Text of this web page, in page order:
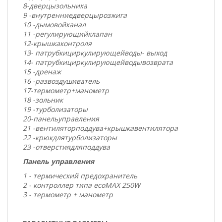
8-дверцызольника
9 -внутренниедверцырозжига
10 -дымовойканал
11 -регулирующийклапан
12-крышкаконтроля
13- патрубкициркулирующейводы- выход
14- патрубкициркулирующейводывозврата
15 -дренаж
16 -развоздушиватель
17-термометр+манометр
18 -зольник
19 -турболизаторы
20-панельуправления
21 -вентиляторподдува+крышкавентилятора
22 -крюкдлятурболизаторы
23 -отверстиядляподдува
Панель управления
1 - термический предохранитель
2 - контроллер типа ecoMAX 250W
3 - термометр + манометр